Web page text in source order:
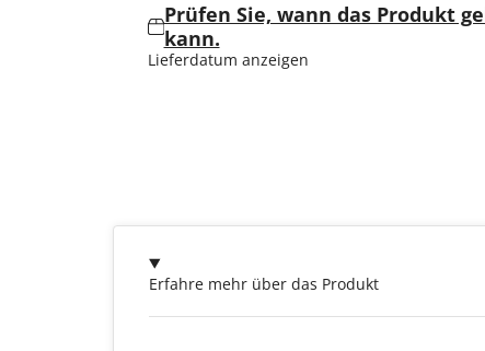
Prüfen Sie, wann das Produkt
kann.
Lieferdatum anzeigen
Erfahre mehr über das Produkt